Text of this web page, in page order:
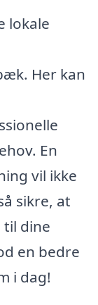
lokale
Her kan
En
vil ikke
sikre, at
til dine
en bedre
i dag!